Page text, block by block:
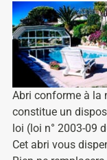
Abri conforme à la
constitue un
loi (loi n° 2003-09
Cet abri vous